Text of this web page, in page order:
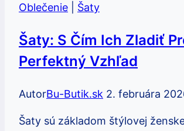
Oblečenie Šaty
Šaty: S Čím Ich Zladiť
Perfektný Vzhľad
AutorBu-Butik.sk 2. februára
Šaty sú základom štýlovej